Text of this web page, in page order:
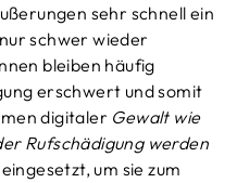
sehr schnell ein
schwer wieder
bleiben häufig
erschwert und somit
digitaler Gewalt wie
Rufschädigung werden
um sie zum